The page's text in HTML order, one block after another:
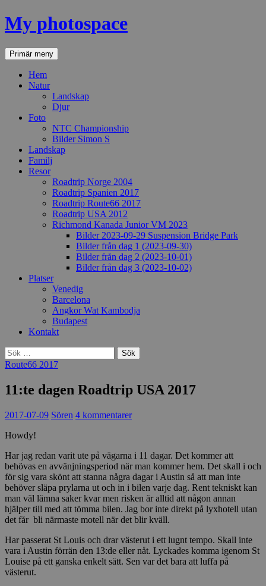
Hoppa
till
My photospace
SökPrimär meny
Hem
Natur
Landskap
Djur
Foto
NTC Championship
Bilder Simon S
Landskap
Familj
Resor
Roadtrip Norge 2004
Roadtrip Spanien 2017
Roadtrip Route66 2017
Roadtrip USA 2012
Richmond Kanada Junior VM 2023
Bilder 2023-09-29 Suspension Bridge Park
Bilder från dag 1 (2023-09-30)
Bilder från dag 2 (2023-10-01)
Bilder från dag 3 (2023-10-02)
Platser
Venedig
Barcelona
Angkor Wat Kambodja
Budapest
Kontakt
Sök
efter:
Route66 2017
11:te dagen Roadtrip USA 2017
2017-07-09 Sören 4 kommentarer
Howdy!
Har jag redan varit ute på vägarna i 11 dagar. Det kommer att
behövas en avvänjningsperiod när man kommer hem. Det skall i och
för sig vara skönt att stanna några dagar i Austin så att man inte
behöver släpa prylarna ut och in i bilen varje dag. Rent tekniskt kan
man väl lämna saker kvar men risken är alltid att någon annan
hjälper till med att tömma bilen. Jag bor inte direkt på lyxhotell utan
det får bli närmaste motell när det blir kväll.
Har passerat St Louis och drar västerut i ett lugnt tempo. Skall inte
vara i Austin förrän den 13:de eller nåt. Lyckades komma igenom St
Louise på ett ganska enkelt sätt. Sen var det bara att luffa på
västerut.